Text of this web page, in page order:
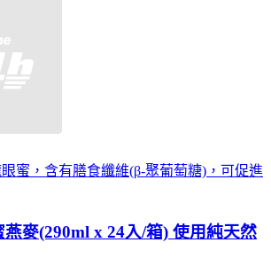
蜜，含有膳食纖維(β-聚葡萄糖)，可促進
燕麥(290ml x 24入/箱) 使用純天然